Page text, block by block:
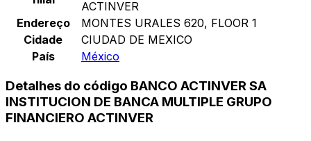
ACTINVER
Endereço
MONTES URALES 620, FLOOR 1
Cidade
CIUDAD DE MEXICO
País
México
Detalhes do código BANCO ACTINVER SA
INSTITUCION DE BANCA MULTIPLE GRUPO
FINANCIERO ACTINVER